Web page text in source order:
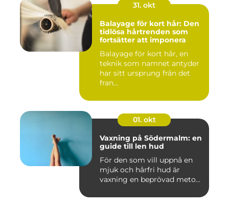
31. okt
Balayage för kort hår: Den
tidlösa hårtrenden som
fortsätter att imponera
Balayage för kort hår, en
teknik som namnet antyder
har sitt ursprung från det
fran...
01. okt
Vaxning på Södermalm: en
guide till len hud
För den som vill uppnå en
mjuk och hårfri hud är
vaxning en beprövad meto...